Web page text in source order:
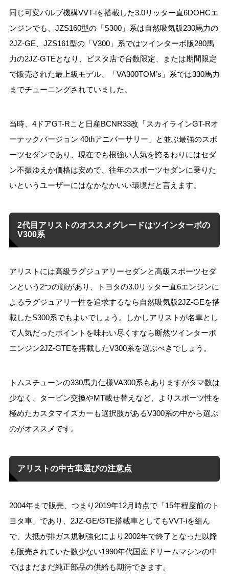
同じ可変バルブ機構VVT-iを搭載した3.0リッター直6DOHCエ
ンジンでも、JZS160型の「S300」系は自然吸気版230馬力の
2JZ-GE、JZS161型の「V300」系ではツインターボ版280馬
力の2JZ-GTEとなり、ビスタ店で台数限定、または期間限定
で販売された最上級モデル、「VA300TOM’s」系では330馬力
までチューニングされていました。
当時、4ドアGT-Rこと日産BCNR33改「スカイラインGT-Rオ
ーテックバージョン 40thアニバーサリー」と並ぶ最強のスポ
ーツセダンであり、現在でも根強い人気を誇るわりにはセダ
ン不振ゆえか価格は安めで、往年のスポーツセダンに乗りた
いというユーザーにはなかなかいい環境だと言えます。
2代目アリストのオススメグレードはツインターボの
V300系
アリストには高級ラグジュアリーセダンと高級スポーツセダ
ンという2つの顔があり、トヨタの3.0リッター直6エンジンに
よるラグジュアリー性を追求するなら自然吸気版2JZ-GEを搭
載したS300系でもよいでしょう。しかしアリストが名車とし
て人気だったポイントを味わい尽くすなら断然ツインターボ
エンジン2JZ-GTEを搭載したV300系を選ぶべきでしょう。
トムスチューンの330馬力仕様VA300系もありますがタマ数は
少なく、タービン交換やMT載せ替えなど、よりスポーツ性を
極めたカスタマイズカーも選択肢があるV300系の中から選ぶ
のがオススメです。
アリストの中古車選びの注意点
2004年まで販売、つまり2019年12月時点で「15年程度前のト
ヨタ車」であり、2JZ-GE/GTE搭載車としてもVVT-iを組ん
で、大抵が排ガス規制強化により2002年で終了となった以降
も販売されていた数少ない1990年代国産ドリームマシンの中
ではまだまだ純正部品の供給も期待できます。